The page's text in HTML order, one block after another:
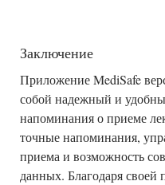
Заключение
Приложение MediSafe
собой надежный и
напоминания о приеме
точные напоминания,
приема и возможность
данных. Благодаря своей